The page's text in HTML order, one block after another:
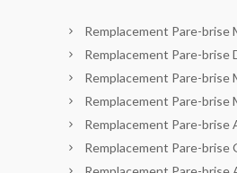
Remplacement Pare-brise
Remplacement Pare-brise
Remplacement Pare-brise
Remplacement Pare-brise
Remplacement Pare-brise
Remplacement Pare-brise